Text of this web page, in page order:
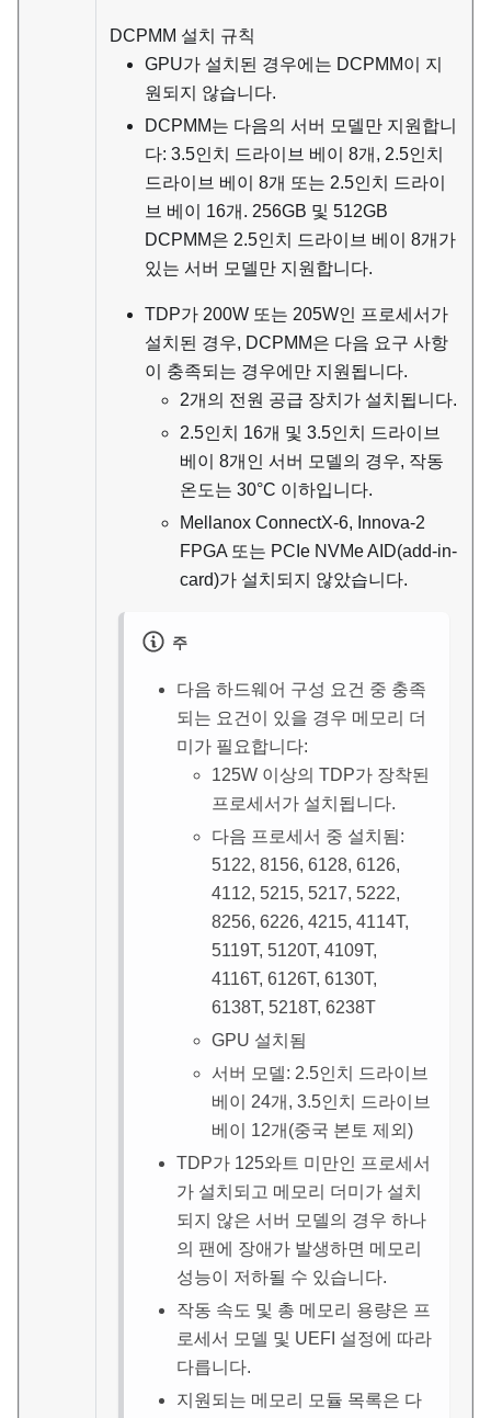
DCPMM 설치 규칙
GPU가 설치된 경우에는 DCPMM이 지
원되지 않습니다.
DCPMM는 다음의 서버 모델만 지원합니
다: 3.5인치 드라이브 베이 8개, 2.5인치
드라이브 베이 8개 또는 2.5인치 드라이
브 베이 16개. 256GB 및 512GB
DCPMM은 2.5인치 드라이브 베이 8개가
있는 서버 모델만 지원합니다.
TDP가 200W 또는 205W인 프로세서가
설치된 경우, DCPMM은 다음 요구 사항
이 충족되는 경우에만 지원됩니다.
2개의 전원 공급 장치가 설치됩니다.
2.5인치 16개 및 3.5인치 드라이브
베이 8개인 서버 모델의 경우, 작동
온도는 30°C 이하입니다.
Mellanox ConnectX-6, Innova-2
FPGA 또는 PCIe NVMe AID(add-in-
card)가 설치되지 않았습니다.
주
다음 하드웨어 구성 요건 중 충족
되는 요건이 있을 경우 메모리 더
미가 필요합니다:
125W 이상의 TDP가 장착된
프로세서가 설치됩니다.
다음 프로세서 중 설치됨:
5122, 8156, 6128, 6126,
4112, 5215, 5217, 5222,
8256, 6226, 4215, 4114T,
5119T, 5120T, 4109T,
4116T, 6126T, 6130T,
6138T, 5218T, 6238T
GPU 설치됨
서버 모델: 2.5인치 드라이브
베이 24개, 3.5인치 드라이브
베이 12개(중국 본토 제외)
TDP가 125와트 미만인 프로세서
가 설치되고 메모리 더미가 설치
되지 않은 서버 모델의 경우 하나
의 팬에 장애가 발생하면 메모리
성능이 저하될 수 있습니다.
작동 속도 및 총 메모리 용량은 프
로세서 모델 및 UEFI 설정에 따라
다릅니다.
지원되는 메모리 모듈 목록은 다